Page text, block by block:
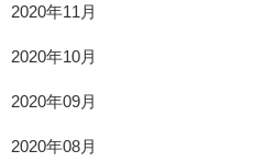
2020年11月
2020年10月
2020年09月
2020年08月